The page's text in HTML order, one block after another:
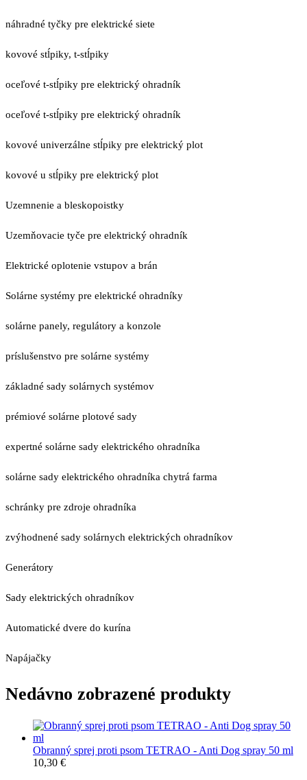
náhradné tyčky pre elektrické siete
kovové stĺpiky, t-stĺpiky
oceľové t-stĺpiky pre elektrický ohradník
oceľové t-stĺpiky pre elektrický ohradník
kovové univerzálne stĺpiky pre elektrický plot
kovové u stĺpiky pre elektrický plot
Uzemnenie a bleskopoistky
Uzemňovacie tyče pre elektrický ohradník
Elektrické oplotenie vstupov a brán
Solárne systémy pre elektrické ohradníky
solárne panely, regulátory a konzole
príslušenstvo pre solárne systémy
základné sady solárnych systémov
prémiové solárne plotové sady
expertné solárne sady elektrického ohradníka
solárne sady elektrického ohradníka chytrá farma
schránky pre zdroje ohradníka
zvýhodnené sady solárnych elektrických ohradníkov
Generátory
Sady elektrických ohradníkov
Automatické dvere do kurína
Napájačky
Nedávno zobrazené produkty
Obranný sprej proti psom TETRAO - Anti Dog spray 50 ml
10,30 €